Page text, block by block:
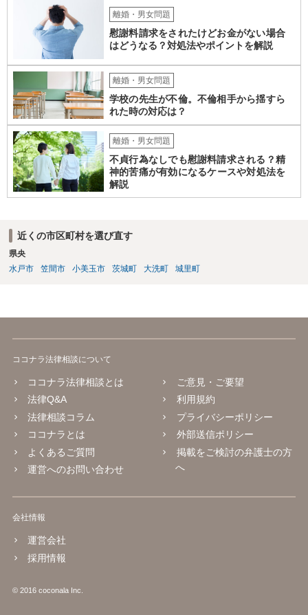
離婚・男女問題
慰謝料請求をされたけどお金がない場合
はどうなる？対処法やポイントを解説
離婚・男女問題
学校の先生が不倫。不倫相手から揺すら
れた時の対応は？
離婚・男女問題
不貞行為なしでも慰謝料請求される？精
神的苦痛が有効になるケースや対処法を
解説
近くの市区町村を選び直す
県央
水戸市
笠間市 小美玉市 茨城町 大洗町 城里町
ココナラ法律相談について
ココナラ法律相談とは
法律Q&A
法律相談コラム
ココナラとは
よくあるご質問
運営へのお問い合わせ
ご意見・ご要望
利用規約
プライバシーポリシー
外部送信ポリシー
掲載をご検討の弁護士の方
へ
会社情報
運営会社
採用情報
© 2016 coconala Inc.